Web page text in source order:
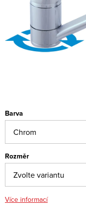
Barva
Rozměr
Více informací